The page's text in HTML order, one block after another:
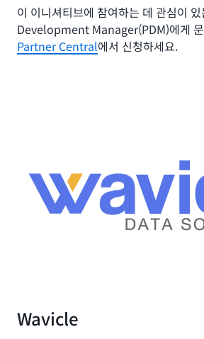
이 이니셔티브에 참여하는 데 관심이
Development Manager(PDM)에게
Partner Central에서 신청하세요.
Wavicle